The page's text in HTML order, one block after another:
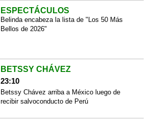
ESPECTÁCULOS
Belinda encabeza la lista de "Los 50 Más
Bellos de 2026"
BETSSY CHÁVEZ
23:10
Betssy Chávez arriba a México luego de
recibir salvoconducto de Perú